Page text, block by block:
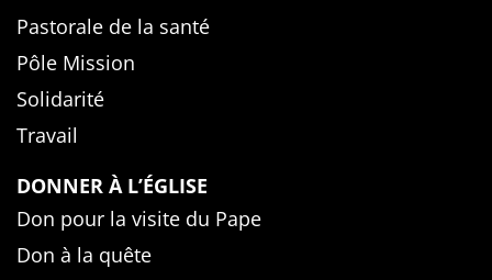
Pastorale de la santé
Pôle Mission
Solidarité
Travail
DONNER À L’ÉGLISE
Don pour la visite du Pape
Don à la quête